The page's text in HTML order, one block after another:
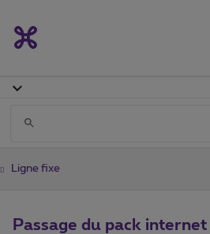
Ligne fixe
Passage du pack